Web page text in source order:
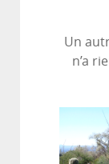
Un
n’a